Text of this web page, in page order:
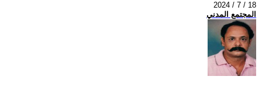
2024 / 7 / 18
المجتمع المدني